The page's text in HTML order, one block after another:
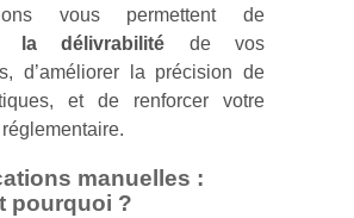
vous permettent de
la délivrabilité de vos
d’améliorer la précision de
et de renforcer votre
manuelles :
pourquoi ?